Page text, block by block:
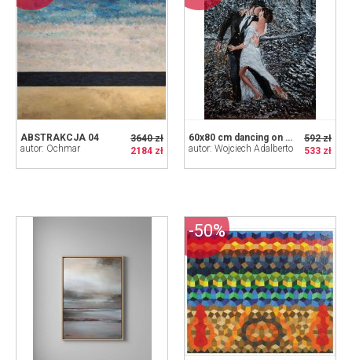
3640 zł
2184 zł
ABSTRAKCJA 04
autor: Ochmar
592 zł
533 zł
60x80 cm dancing on a snow carpet
autor: Wojciech Adalberto
-50%